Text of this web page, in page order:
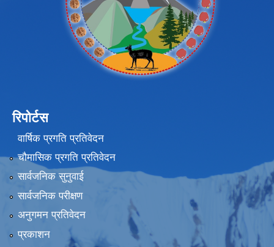
रिपोर्टस
वार्षिक प्रगति प्रतिवेदन
चौमासिक प्रगति प्रतिवेदन
सार्वजनिक सुनुवाई
सार्वजनिक परीक्षण
अनुगमन प्रतिवेदन
प्रकाशन